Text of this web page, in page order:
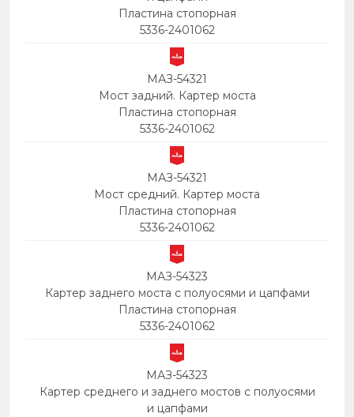
Пластина стопорная
5336-2401062
МАЗ-54321
Мост задний. Картер моста
Пластина стопорная
5336-2401062
МАЗ-54321
Мост средний. Картер моста
Пластина стопорная
5336-2401062
МАЗ-54323
Картер заднего моста с полуосями и цапфами
Пластина стопорная
5336-2401062
МАЗ-54323
Картер среднего и заднего мостов с полуосями
и цапфами